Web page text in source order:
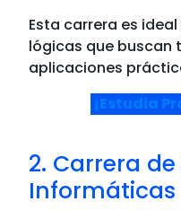
Esta carrera es
lógicas que buscan
aplicaciones
¡Estudia
2. Carrera de
Informáticas